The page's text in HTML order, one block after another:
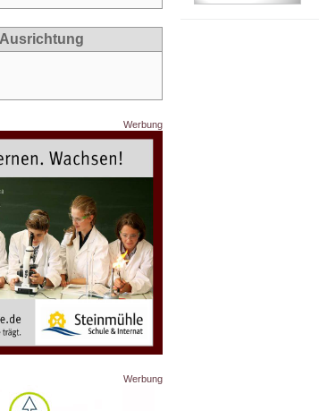
Werbung
Werbung